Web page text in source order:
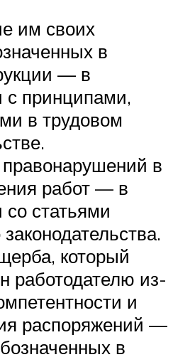
им своих
в
— в
с принципами,
в трудовом
в
работ — в
со статьями
который
работодателю из-
и
распоряжений —
в